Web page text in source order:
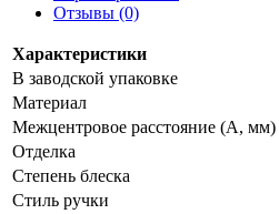
Отзывы (0)
Характеристики
В заводской упаковке
Материал
Межцентровое расстояние (A, мм)
Отделка
Степень блеска
Стиль ручки